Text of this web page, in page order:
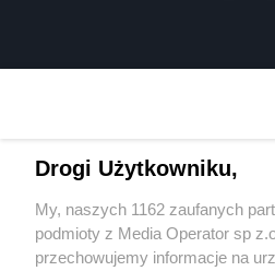
Wydawca mediów lokalnych
Drogi Użytkowniku,
My, naszych 1162 zaufanych
podmioty z Media Operator sp
przechowujemy informacje na